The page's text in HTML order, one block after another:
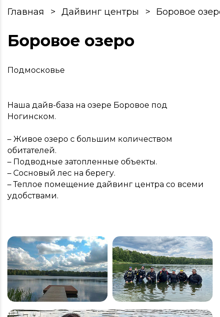
Главная Дайвинг центры Боровое
Боровое озеро
Подмосковье
Наша дайв-база на озере Боровое под
Ногинском.
– Живое озеро с большим количеством
обитателей.
– Подводные затопленные объекты.
– Сосновый лес на берегу.
– Теплое помещение дайвинг центра со всеми
удобствами.